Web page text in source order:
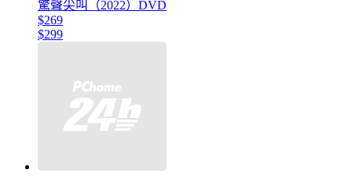
驚聲尖叫（2022）DVD
$269
$299